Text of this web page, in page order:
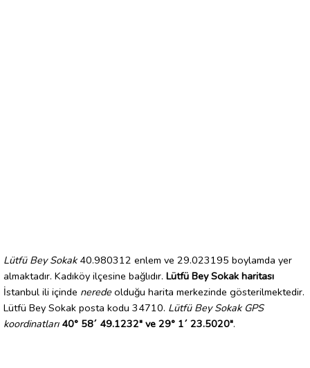
Lütfü Bey Sokak40.980312 enlem ve 29.023195 boylamda yer
almaktadır. Kadıköy ilçesine bağlıdır. Lütfü Bey Sokak haritası
İstanbul ili içinde nerede olduğu harita merkezinde gösterilmektedir.
Lütfü Bey Sokak posta kodu 34710. Lütfü Bey Sokak GPS
koordinatları 40° 58´ 49.1232" ve 29° 1´ 23.5020".